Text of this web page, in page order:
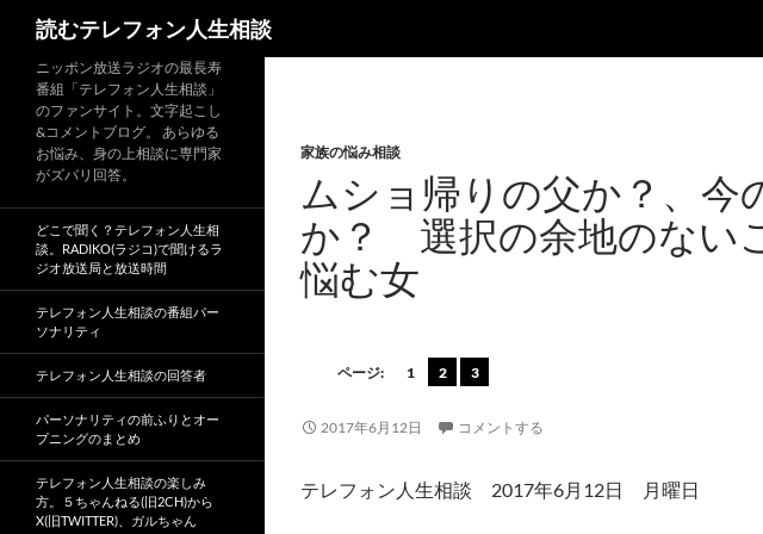
読むテレフォン人生相談
家族の悩み相談
ムショ帰りの父か？、今
か？ 選択の余地のない
悩む女
ページ: 1 2 3
2017年6月12日 コメントする
テレフォン人生相談 2017年6月12日 月曜日
ニッポン放送ラジオの最長寿
番組「テレフォン人生相談」
のファンサイト。文字起こし
&コメントブログ。 あらゆる
お悩み、身の上相談に専門家
がズバリ回答。
どこで聞く？テレフォン人生相
談。RADIKO(ラジコ)で聞けるラ
ジオ放送局と放送時間
テレフォン人生相談の番組パー
ソナリティ
テレフォン人生相談の回答者
パーソナリティの前ふりとオー
プニングのまとめ
テレフォン人生相談の楽しみ
方。５ちゃんねる(旧2CH)から
X(旧TWITTER)、ガルちゃん